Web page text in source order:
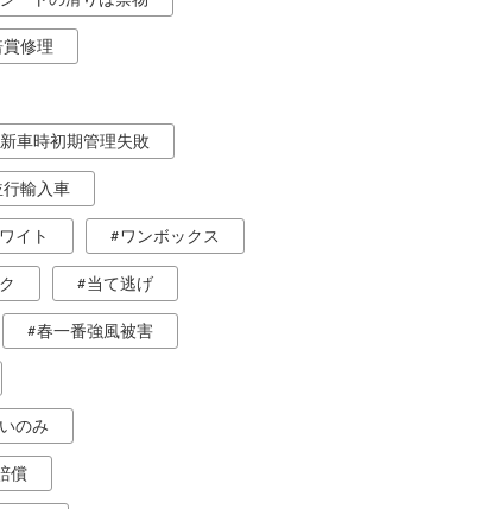
修理
新車時初期管理失敗
行輸入車
イト ワンボックス
当て逃げ
春一番強風被害
のみ
償